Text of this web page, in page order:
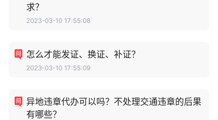
求？
2023-03-10 17:55:08
怎么才能发证、换证、补证？
2023-03-10 17:55:09
异地违章代办可以吗？不处理交通违章的后果
有哪些？